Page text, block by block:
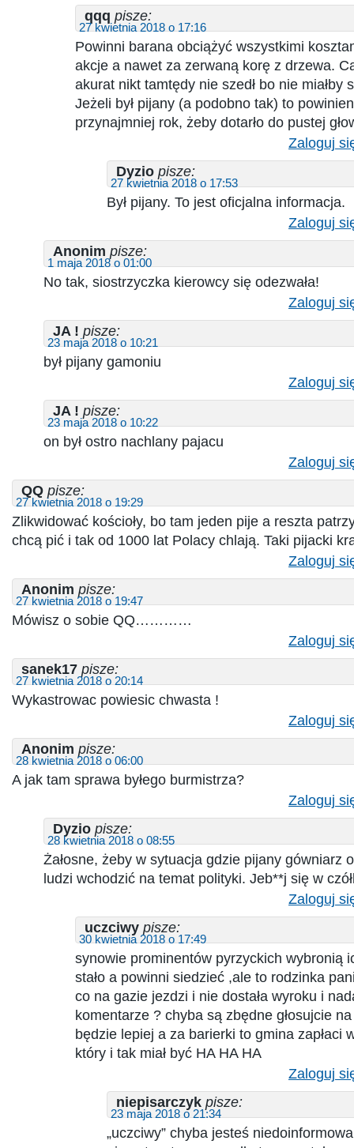
qqq pisze:
27 kwietnia 2018 o 17:16
Powinni barana obciążyć wszystkimi
akcje a nawet za zerwaną korę z drzewa.
akurat nikt tamtędy nie szedł bo nie miałby
Jeżeli był pijany (a podobno tak) to
przynajmniej rok, żeby dotarło do pustej
Zaloguj
Dyzio pisze:
27 kwietnia 2018 o 17:53
Był pijany. To jest oficjalna informacja.
Zaloguj
Anonim pisze:
1 maja 2018 o 01:00
No tak, siostrzyczka kierowcy się odezwała!
Zaloguj
JA ! pisze:
23 maja 2018 o 10:21
był pijany gamoniu
Zaloguj
JA ! pisze:
23 maja 2018 o 10:22
on był ostro nachlany pajacu
Zaloguj
QQ pisze:
27 kwietnia 2018 o 19:29
Zlikwidować kościoły, bo tam jeden pije a reszta
chcą pić i tak od 1000 lat Polacy chlają. Taki pijacki
Zaloguj
Anonim pisze:
27 kwietnia 2018 o 19:47
Mówisz o sobie QQ…………
Zaloguj
sanek17 pisze:
27 kwietnia 2018 o 20:14
Wykastrowac powiesic chwasta !
Zaloguj
Anonim pisze:
28 kwietnia 2018 o 06:00
A jak tam sprawa byłego burmistrza?
Zaloguj
Dyzio pisze:
28 kwietnia 2018 o 08:55
Żałosne, żeby w sytuacja gdzie pijany gówniarz
ludzi wchodzić na temat polityki. Jeb**j się w
Zaloguj
uczciwy pisze:
30 kwietnia 2018 o 17:49
synowie prominentów pyrzyckich wybronią
stało a powinni siedzieć ,ale to rodzinka
co na gazie jezdzi i nie dostała wyroku i
komentarze ? chyba są zbędne głosujcie
będzie lepiej a za barierki to gmina zapłaci
który i tak miał być HA HA HA
Zaloguj
niepisarczyk pisze:
23 maja 2018 o 21:34
„uczciwy” chyba jesteś